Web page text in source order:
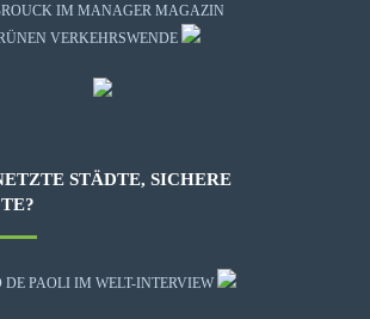
IM MANAGER MAGAZIN
VERKEHRSWENDE
STÄDTE, SICHERE
DE PAOLI IM WELT-INTERVIEW